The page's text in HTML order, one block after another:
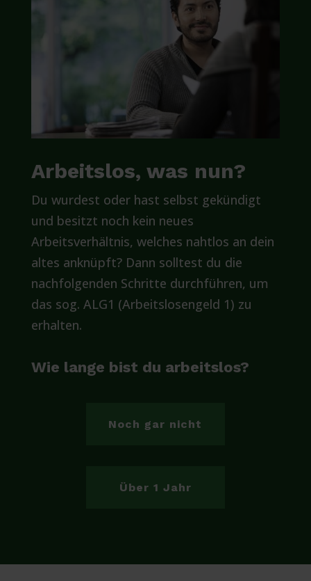
Arbeitslos, was nun?
Du wurdest oder hast selbst gekündigt
und besitzt noch kein neues
Arbeitsverhältnis, welches nahtlos an dein
altes anknüpft? Dann solltest du die
nachfolgenden Schritte durchführen, um
das sog. ALG1 (Arbeitslosengeld 1) zu
erhalten.
Wie lange bist du arbeitslos?
Noch gar nicht
Über 1 Jahr